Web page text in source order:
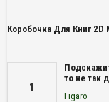
Коробочка Для Книг
1
то не так
Figaro